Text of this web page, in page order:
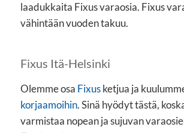
laadukkaita Fixus varaosia. Fixus
vähintään vuoden takuu.
Fixus Itä-Helsinki
Olemme osa Fixusketjua ja
korjaamoihin. Sinä hyödyt tästä,
varmistaa nopean ja sujuvan